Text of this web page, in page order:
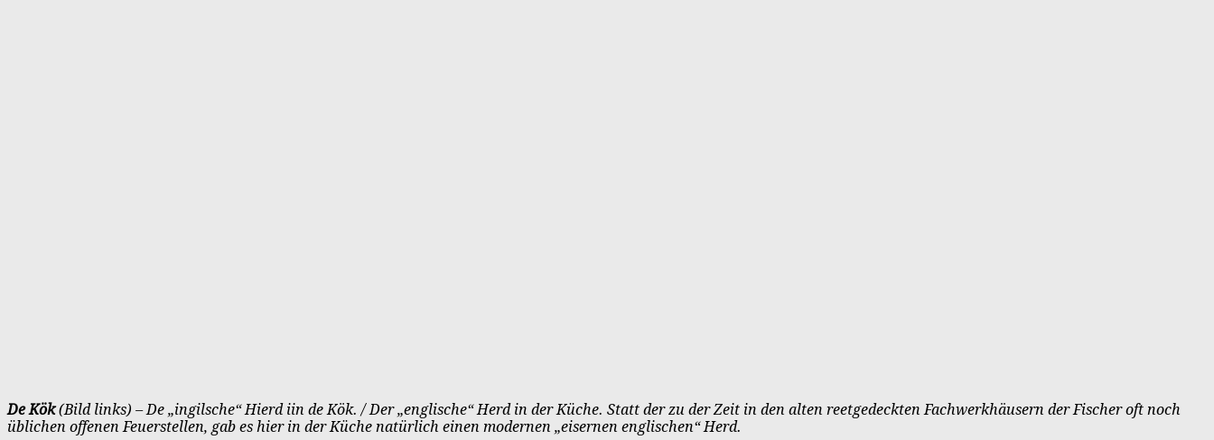
De Kök(Bild links) – De „ingilsche“ Hierd iin de Kök. / Der „englische“ Herd in der Küche. Statt der zu der Zeit in den alten reetgedeckten Fachwerkhäusern der Fischer oft noch
üblichen offenen Feuerstellen, gab es hier in der Küche natürlich einen modernen „eisernen englischen“ Herd.